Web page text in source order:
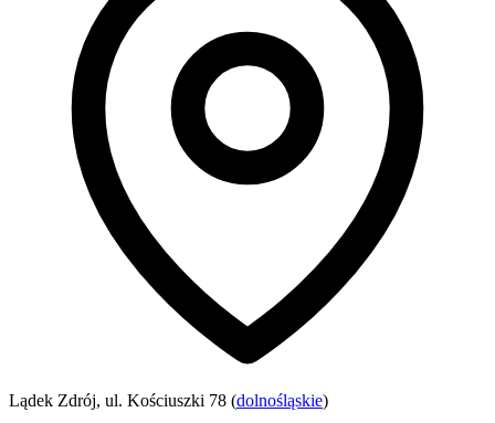
Lądek Zdrój, ul. Kościuszki 78 (dolnośląskie)